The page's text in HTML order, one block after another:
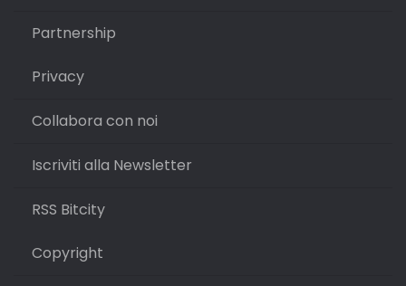
Partnership
Privacy
Collabora con noi
Iscriviti alla Newsletter
RSS Bitcity
Copyright